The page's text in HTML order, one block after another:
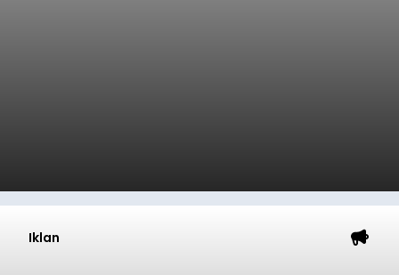
Iklan